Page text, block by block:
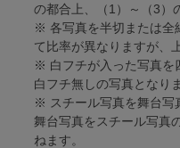
の都合上、（1）～（3）
※ 各写真を半切または全
て比率が異なりますが、
※ 白フチが入った写真を
白フチ無しの写真となり
※ スチール写真を舞台写
舞台写真をスチール写真
ねます。